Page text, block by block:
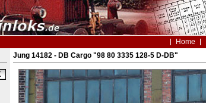
Home
Jung 14182 - DB Cargo "98 80 3335 128-5 D-DB"